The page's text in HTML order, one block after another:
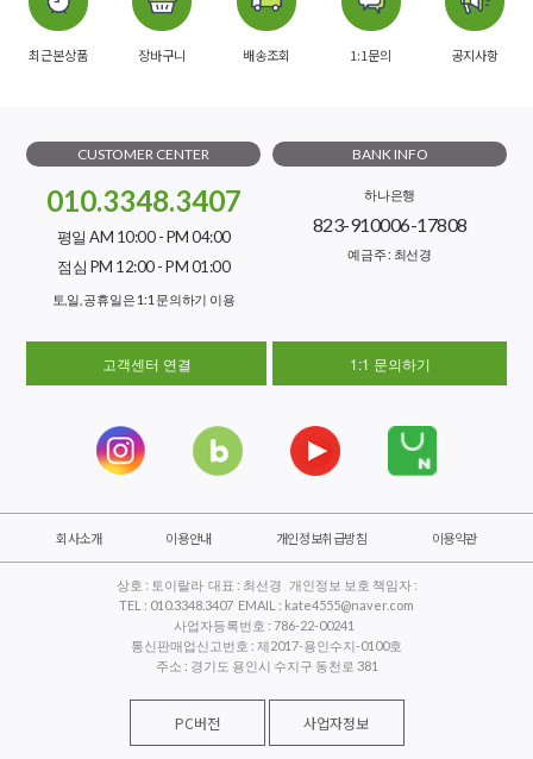
최근본상품 장바구니 배송조회 1:1문의 공지사항
CUSTOMER CENTER
010.3348.3407
평일 AM 10:00 - PM 04:00
점심 PM 12:00 - PM 01:00
토,일, 공휴일은 1:1 문의하기 이용
BANK INFO
하나은행
823-910006-17808
예금주 : 최선경
고객센터 연결 1:1 문의하기
회사소개 이용안내 개인정보취급방침 이용약관
상호 : 토이랄라 대표 : 최선경 개인정보 보호 책임자 :
TEL : 010.3348.3407 EMAIL : kate4555@naver.com
사업자등록번호 : 786-22-00241
통신판매업신고번호 : 제2017-용인수지-0100호
주소 : 경기도 용인시 수지구 동천로 381
PC버전 사업자정보